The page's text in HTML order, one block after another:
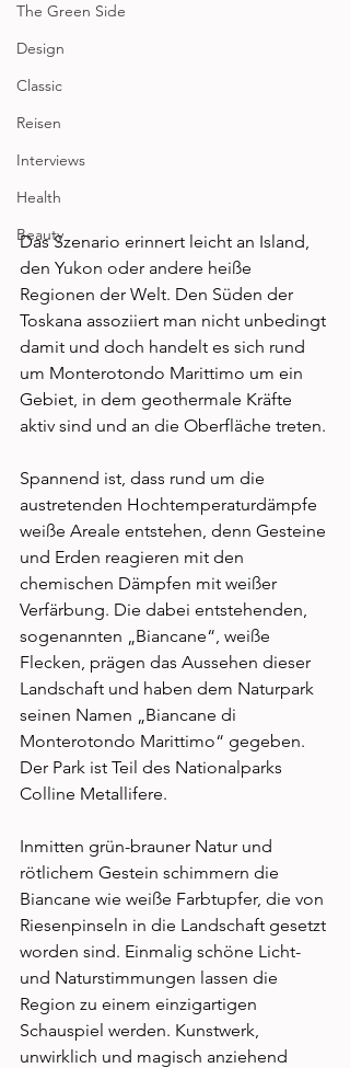
The Green Side
Design
Classic
Reisen
Interviews
Health
Beauty
Das Szenario erinnert leicht an Island,
den Yukon oder andere heiße
Regionen der Welt. Den Süden der
Toskana assoziiert man nicht unbedingt
damit und doch handelt es sich rund
um Monterotondo Marittimo um ein
Gebiet, in dem geothermale Kräfte
aktiv sind und an die Oberfläche treten.
Spannend ist, dass rund um die
austretenden Hochtemperaturdämpfe
weiße Areale entstehen, denn Gesteine
und Erden reagieren mit den
chemischen Dämpfen mit weißer
Verfärbung. Die dabei entstehenden,
sogenannten „Biancane“, weiße
Flecken, prägen das Aussehen dieser
Landschaft und haben dem Naturpark
seinen Namen „Biancane di
Monterotondo Marittimo“ gegeben.
Der Park ist Teil des Nationalparks
Colline Metallifere.
Inmitten grün-brauner Natur und
rötlichem Gestein schimmern die
Biancane wie weiße Farbtupfer, die von
Riesenpinseln in die Landschaft gesetzt
worden sind. Einmalig schöne Licht-
und Naturstimmungen lassen die
Region zu einem einzigartigen
Schauspiel werden. Kunstwerk,
unwirklich und magisch anziehend